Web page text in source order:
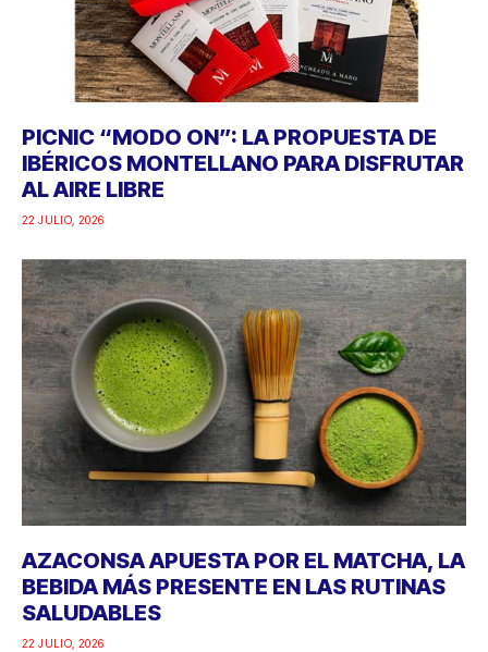
PICNIC “MODO ON”: LA PROPUESTA DE
IBÉRICOS MONTELLANO PARA DISFRUTAR
AL AIRE LIBRE
22 JULIO, 2026
AZACONSA APUESTA POR EL MATCHA, LA
BEBIDA MÁS PRESENTE EN LAS RUTINAS
SALUDABLES
22 JULIO, 2026